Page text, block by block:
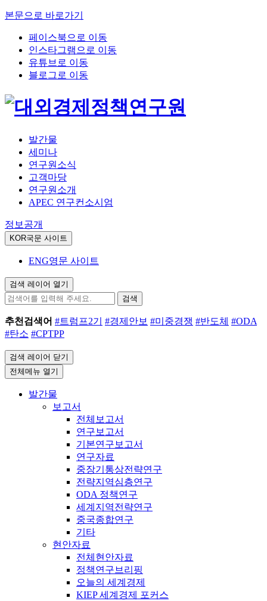
본문으로 바로가기
페이스북으로 이동
인스타그램으로 이동
유튜브로 이동
블로그로 이동
발간물
세미나
연구원소식
고객마당
연구원소개
APEC 연구컨소시엄
정보공개
KOR국문 사이트
ENG영문 사이트
검색 레이어 열기
검색
추천검색어 #트럼프2기 #경제안보 #미중경쟁 #반도체 #ODA
#탄소 #CPTPP
검색 레이어 닫기
전체메뉴 열기
발간물
보고서
전체보고서
연구보고서
기본연구보고서
연구자료
중장기통상전략연구
전략지역심층연구
ODA 정책연구
세계지역전략연구
중국종합연구
기타
현안자료
전체현안자료
정책연구브리핑
오늘의 세계경제
KIEP 세계경제 포커스